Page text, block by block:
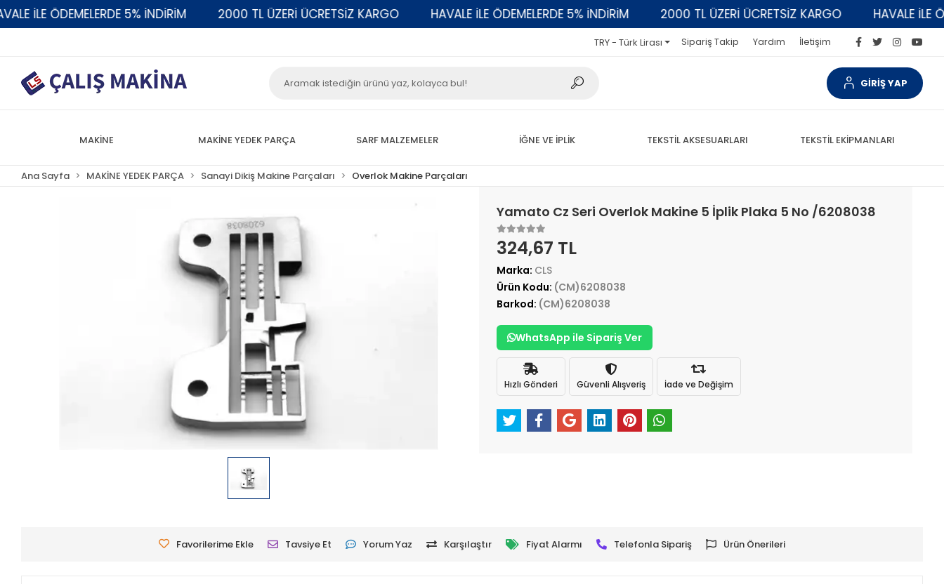
İLE ÖDEMELERDE 5% İNDİRİM 2000 TL ÜZERİ ÜCRETSİZ KARGO HAVALE İLE ÖDEMELERDE 5% İNDİRİM 2000 TL ÜZERİ ÜCRETSİZ KARGO HAVALE İLE
TRY - Türk Lirası Sipariş Takip Yardım İletişim
GİRİŞ YAP
MAKİNE MAKİNE YEDEK PARÇA SARF MALZEMELER İĞNE VE İPLİK TEKSTİL AKSESUARLARI TEKSTİL EKİPMANLARI
Ana Sayfa MAKİNE YEDEK PARÇA Sanayi Dikiş Makine Parçaları Overlok Makine Parçaları
Yamato Cz Seri Overlok Makine 5 İplik Plaka 5 No /6208038
324,67 TL
Marka: CLS
Ürün Kodu: (CM)6208038
Barkod: (CM)6208038
WhatsApp ile Sipariş Ver
Hızlı Gönderi Güvenli Alışveriş İade ve Değişim
Favorilerime Ekle Tavsiye Et Yorum Yaz Karşılaştır Fiyat Alarmı Telefonla Sipariş Ürün Önerileri